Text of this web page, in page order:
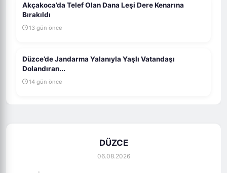
Akçakoca’da Telef Olan Dana Leşi Dere Kenarına
Bırakıldı
13 gün önce
Düzce’de Jandarma Yalanıyla Yaşlı Vatandaşı
Dolandıran...
14 gün önce
DÜZCE
06.08.2026